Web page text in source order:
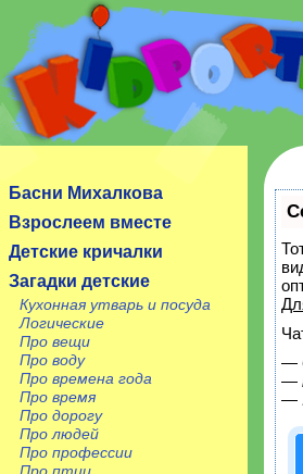
Сайт посвящен детям, их
Басни Михалкова
Взрослеем вместе
Детские кричалки
Загадки детские
Кухонная утварь и посуда
Логические
Про вещи
Про воду
Про времена года
Про время
Про дорогу
Про людей
Про профессии
—
—
—